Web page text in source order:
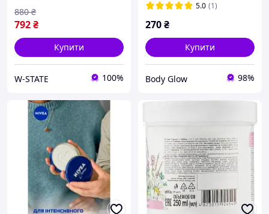
792₴
880 ₴
Купити
W-STATE 100%
5.0 (1)
270₴
Купити
Body Glow 98%